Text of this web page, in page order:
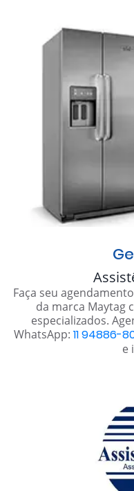
Faça seu
da marca Maytag
especializados.
WhatsApp: 11 94886-
e